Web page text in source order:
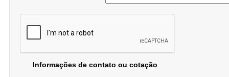
Informações de contato ou cotação